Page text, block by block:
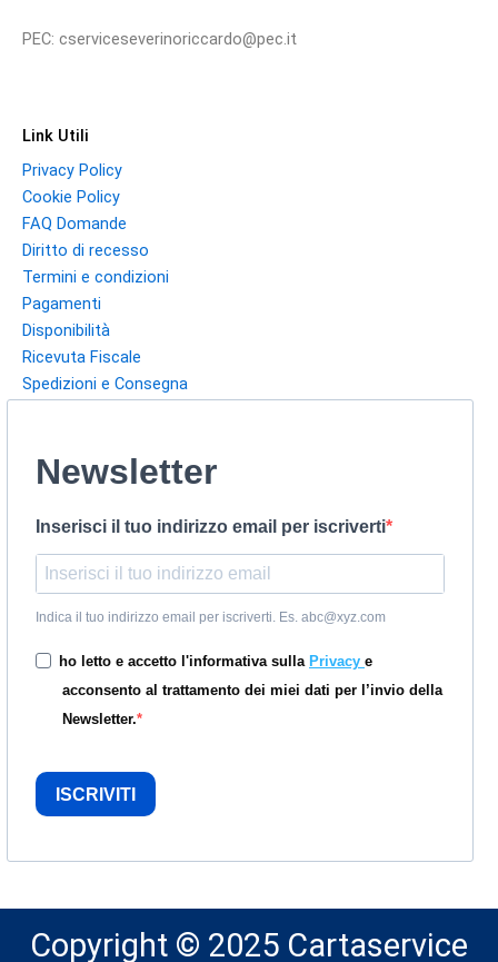
PEC: cserviceseverinoriccardo@pec.it
Link Utili
Privacy Policy
Cookie Policy
FAQ Domande
Diritto di recesso
Termini e condizioni
Pagamenti
Disponibilità
Ricevuta Fiscale
Spedizioni e Consegna
Newsletter
Inserisci il tuo indirizzo email per iscriverti
Indica il tuo indirizzo email per iscriverti. Es. abc@xyz.com
ho letto e accetto l'informativa sulla Privacy e
acconsento al trattamento dei miei dati per l’invio della
Newsletter.
ISCRIVITI
Copyright © 2025 Cartaservice